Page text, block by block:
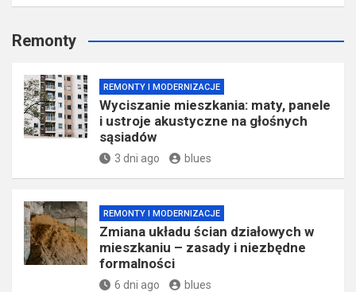
Remonty
REMONTY I MODERNIZACJE
Wyciszanie mieszkania: maty, panele
i ustroje akustyczne na głośnych
sąsiadów
3 dni ago blues
REMONTY I MODERNIZACJE
Zmiana układu ścian działowych w
mieszkaniu – zasady i niezbędne
formalności
6 dni ago blues